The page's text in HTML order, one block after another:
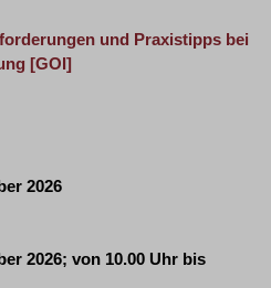
und Praxistipps bei
[GOI]
2026
2026; von 10.00 Uhr bis